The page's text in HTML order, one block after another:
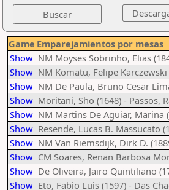
Game Emparejamientos por mesas
Show NM Moyses Sobrinho, Elias
Show NM Komatu, Felipe
Show NM De Paula, Bruno Cesar
Show Moritani, Sho (1648) - Passos,
Show NM Martins De Aguiar, Marina
Show Resende, Lucas B. Massucato
Show NM Van Riemsdijk, Dirk D.
Show CM Soares, Renan Barbosa
Show De Oliveira, Jairo Quintiliano
Show Eto, Fabio Luis (1597) - Das